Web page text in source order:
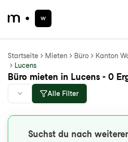
Startseite Mieten Büro Kanton
Lucens
Büro mieten in Lucens - 0
Alle Filter
Suchst du nach